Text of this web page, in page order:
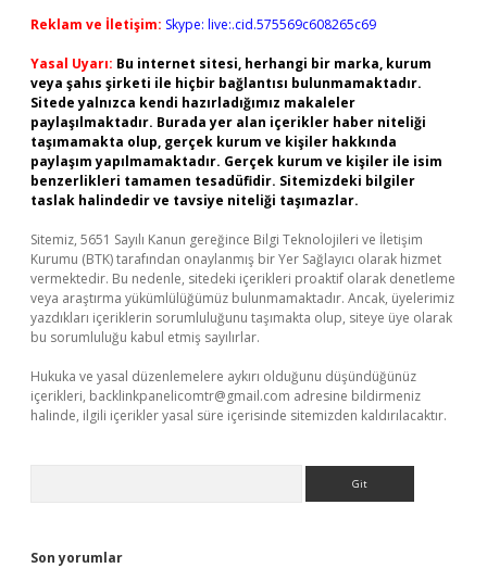
Reklam ve İletişim: Skype: live:.cid.575569c608265c69
Yasal Uyarı: Bu internet sitesi, herhangi bir marka, kurum
veya şahıs şirketi ile hiçbir bağlantısı bulunmamaktadır.
Sitede yalnızca kendi hazırladığımız makaleler
paylaşılmaktadır. Burada yer alan içerikler haber niteliği
taşımamakta olup, gerçek kurum ve kişiler hakkında
paylaşım yapılmamaktadır. Gerçek kurum ve kişiler ile isim
benzerlikleri tamamen tesadüfidir. Sitemizdeki bilgiler
taslak halindedir ve tavsiye niteliği taşımazlar.
Sitemiz, 5651 Sayılı Kanun gereğince Bilgi Teknolojileri ve İletişim
Kurumu (BTK) tarafından onaylanmış bir Yer Sağlayıcı olarak hizmet
vermektedir. Bu nedenle, sitedeki içerikleri proaktif olarak denetleme
veya araştırma yükümlülüğümüz bulunmamaktadır. Ancak, üyelerimiz
yazdıkları içeriklerin sorumluluğunu taşımakta olup, siteye üye olarak
bu sorumluluğu kabul etmiş sayılırlar.
Hukuka ve yasal düzenlemelere aykırı olduğunu düşündüğünüz
içerikleri, backlinkpanelicomtr@gmail.com adresine bildirmeniz
halinde, ilgili içerikler yasal süre içerisinde sitemizden kaldırılacaktır.
Son yorumlar